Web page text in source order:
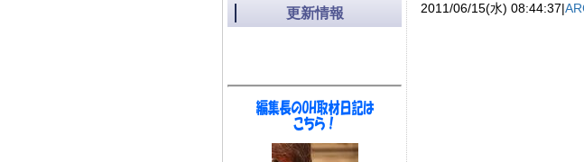
2011/06/15(水) 08:44:37|
更新情報